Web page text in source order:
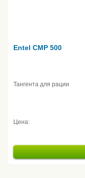
Entel CMP 500
Тангента для рации
Цена: